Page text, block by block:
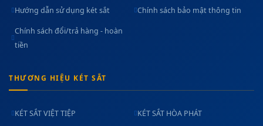
Hướng dẫn sử dụng két sắt Chính sách bảo mật thông tin
Chính sách đổi/trả hàng - hoàn
tiền
THƯƠNG HIỆU KÉT SẮT
KÉT SẮT VIỆT TIỆP KÉT SẮT HÒA PHÁT